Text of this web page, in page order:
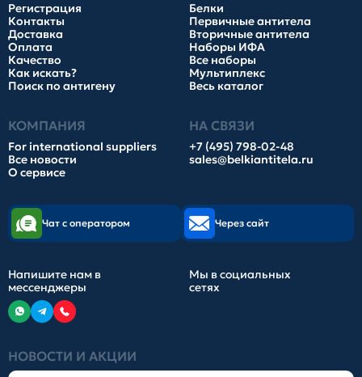
Регистрация
Контакты
Доставка
Оплата
Качество
Как искать?
Поиск по антигену
Белки
Первичные антитела
Вторичные антитела
Наборы ИФА
Все наборы
Мультиплекс
Весь каталог
КОМПАНИЯ
For international suppliers
Все новости
О сервисе
НА СВЯЗИ
+7 (495) 798-02-48
sales@belkiantitela.ru
НОВОСТИ И АКЦИИ
Чат с оператором Через сайт
Напишите нам в
мессенджеры
Мы в социальных
сетях